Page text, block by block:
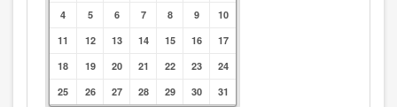
4
5 6 7 8 9
10
11
12 13 14 15 16
17
18
19 20 21 22 23
24
25
26 27 28 29 30 31